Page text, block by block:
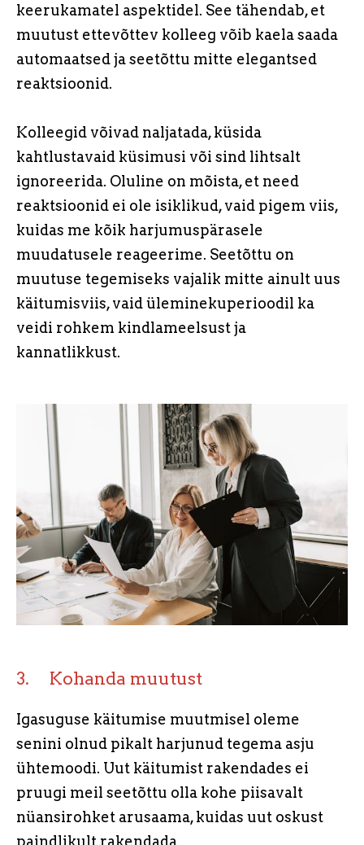
keerukamatel aspektidel. See tähendab, et
muutust ettevõttev kolleeg võib kaela saada
automaatsed ja seetõttu mitte elegantsed
reaktsioonid.
Kolleegid võivad naljatada, küsida
kahtlustavaid küsimusi või sind lihtsalt
ignoreerida. Oluline on mõista, et need
reaktsioonid ei ole isiklikud, vaid pigem viis,
kuidas me kõik harjumuspärasele
muudatusele reageerime. Seetõttu on
muutuse tegemiseks vajalik mitte ainult uus
käitumisviis, vaid üleminekuperioodil ka
veidi rohkem kindlameelsust ja
kannatlikkust.
3. Kohanda muutust
Igasuguse käitumise muutmisel oleme
senini olnud pikalt harjunud tegema asju
ühtemoodi. Uut käitumist rakendades ei
pruugi meil seetõttu olla kohe piisavalt
nüansirohket arusaama, kuidas uut oskust
paindlikult rakendada.